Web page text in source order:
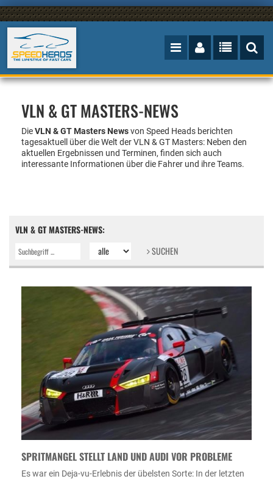
VLN & GT MASTERS-NEWS
DieVLN & GT Masters Newsvon Speed Heads berichten
tagesaktuell über die Welt der VLN & GT Masters: Neben den
aktuellen Ergebnissen und Terminen, finden sich auch
interessante Informationen über die Fahrer und ihre Teams.
VLN & GT MASTERS-NEWS:
SUCHEN
SPRITMANGEL STELLT LAND UND AUDI VOR PROBLEME
Es war ein Deja-vu-Erlebnis der übelsten Sorte: In der letzten